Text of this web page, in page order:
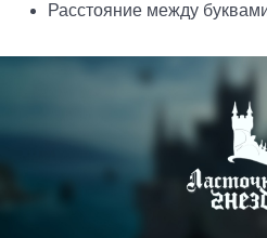
Расстояние между